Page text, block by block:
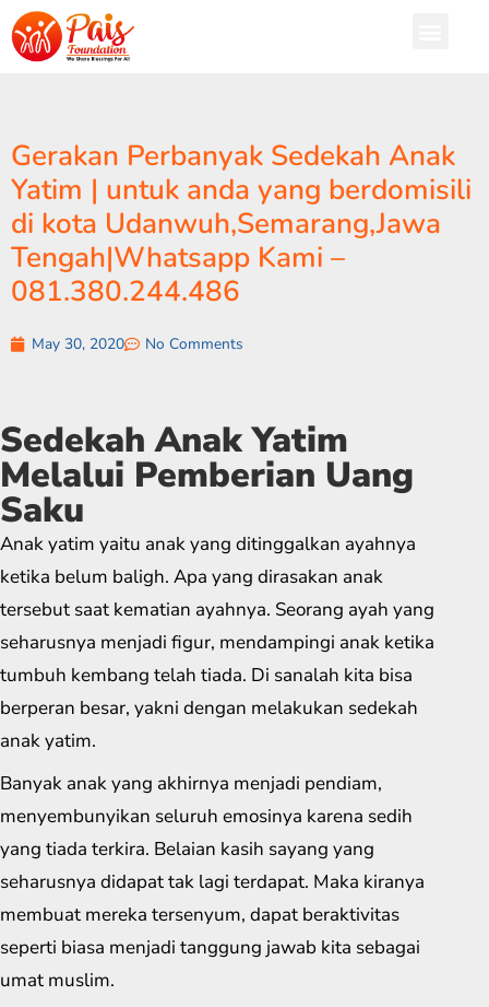
Gerakan Perbanyak Sedekah Anak
Yatim | untuk anda yang berdomisili
di kota Udanwuh,Semarang,Jawa
Tengah|Whatsapp Kami –
081.380.244.486
May 30, 2020 No Comments
Sedekah Anak Yatim
Melalui Pemberian Uang
Saku
Anak yatim yaitu anak yang ditinggalkan ayahnya
ketika belum baligh. Apa yang dirasakan anak
tersebut saat kematian ayahnya. Seorang ayah yang
seharusnya menjadi figur, mendampingi anak ketika
tumbuh kembang telah tiada. Di sanalah kita bisa
berperan besar, yakni dengan melakukan sedekah
anak yatim.
Banyak anak yang akhirnya menjadi pendiam,
menyembunyikan seluruh emosinya karena sedih
yang tiada terkira. Belaian kasih sayang yang
seharusnya didapat tak lagi terdapat. Maka kiranya
membuat mereka tersenyum, dapat beraktivitas
seperti biasa menjadi tanggung jawab kita sebagai
umat muslim.